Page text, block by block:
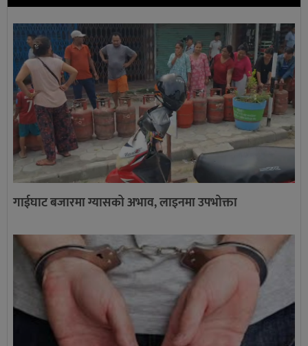
गाईघाट बजारमा ग्यासको अभाव, लाइनमा उपभोक्ता